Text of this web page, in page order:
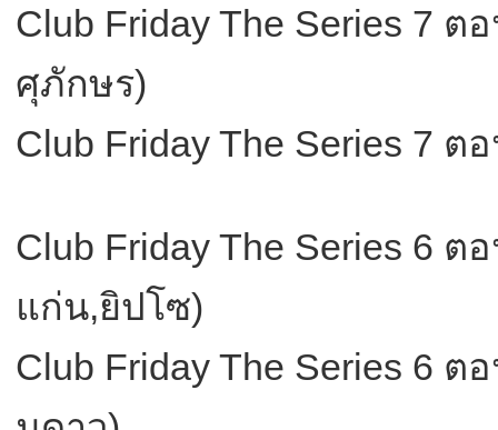
Club Friday The Series 7
ศุภักษร)
Club Friday The Series 7 ต
Club Friday The Series 6 ต
แก่น,ยิปโซ)
Club Friday The Series 6